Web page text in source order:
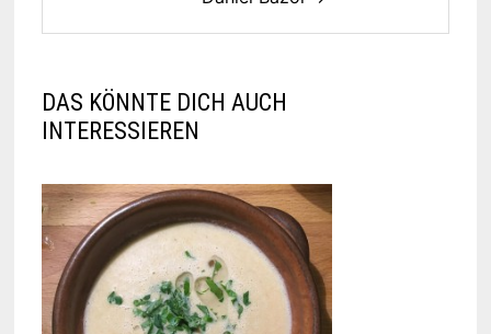
DAS KÖNNTE DICH AUCH
INTERESSIEREN